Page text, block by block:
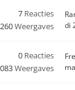
7 Reacties
Weergaves
di
0 Reacties
Weergaves